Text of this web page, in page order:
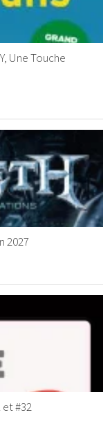
Une Touche
2027
et #32